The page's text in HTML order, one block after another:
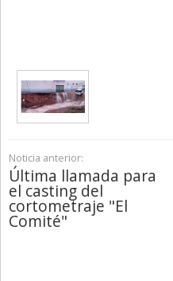
Noticia anterior:
Última llamada para
el casting del
cortometraje "El
Comité"